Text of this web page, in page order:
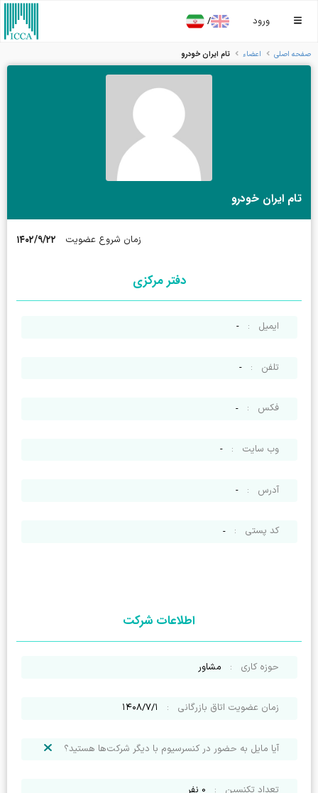
ورود /
صفحه اصلی اعضاء تام ايران خودرو
تام ايران خودرو
زمان شروع عضویت ۱۴۰۲/۹/۲۲
دفتر مرکزی
ایمیل :
-
تلفن :
-
فکس :
-
وب سایت :
-
آدرس :
-
کد پستی :
-
اطلاعات شرکت
حوزه کاری : مشاور
زمان عضویت اتاق بازرگانی : ۱۴۰۸/۷/۱
آیا مایل به حضور در کنسرسیوم با دیگر شرکت‌ها هستید؟
تعداد تکنسین :
0 نفر